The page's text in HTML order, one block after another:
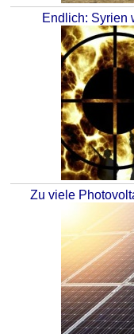
Endlich: Syrien
Zu viele